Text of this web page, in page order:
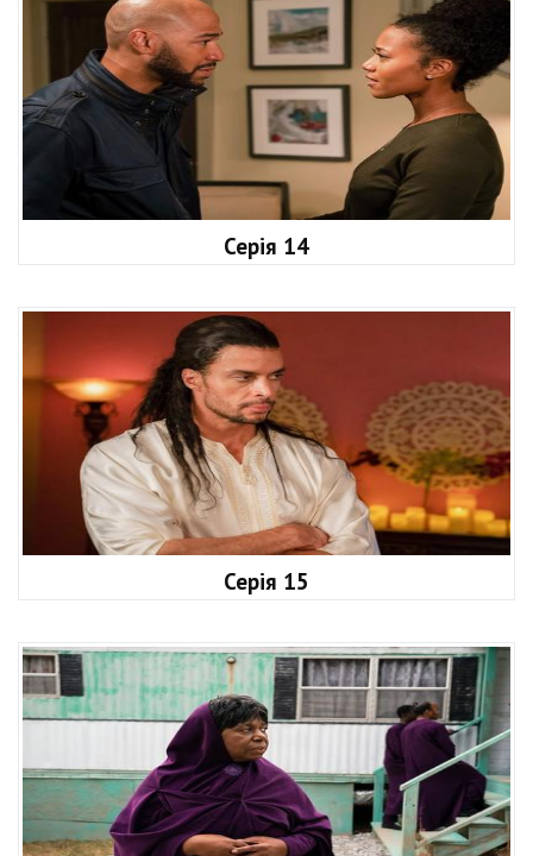
Серія 14
Серія 15